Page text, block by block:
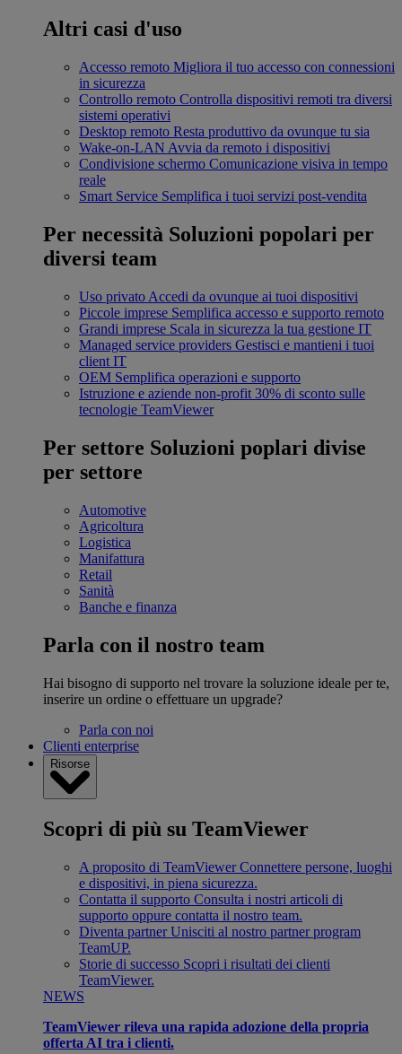
Altri casi d'uso
Accesso remoto Migliora il tuo accesso con connessioni
in sicurezza
Controllo remoto Controlla dispositivi remoti tra diversi
sistemi operativi
Desktop remoto Resta produttivo da ovunque tu sia
Wake-on-LAN Avvia da remoto i dispositivi
Condivisione schermo Comunicazione visiva in tempo
reale
Smart Service Semplifica i tuoi servizi post-vendita
Per necessità Soluzioni popolari per
diversi team
Uso privato Accedi da ovunque ai tuoi dispositivi
Piccole imprese Semplifica accesso e supporto remoto
Grandi imprese Scala in sicurezza la tua gestione IT
Managed service providers Gestisci e mantieni i tuoi
client IT
OEM Semplifica operazioni e supporto
Istruzione e aziende non-profit 30% di sconto sulle
tecnologie TeamViewer
Per settore Soluzioni poplari divise
per settore
Automotive
Agricoltura
Logistica
Manifattura
Retail
Sanità
Banche e finanza
Parla con il nostro team
Hai bisogno di supporto nel trovare la soluzione ideale per te,
inserire un ordine o effettuare un upgrade?
Parla con noi
Clienti enterprise
Risorse
Scopri di più su TeamViewer
A proposito di TeamViewer Connettere persone, luoghi
e dispositivi, in piena sicurezza.
Contatta il supporto Consulta i nostri articoli di
supporto oppure contatta il nostro team.
Diventa partner Unisciti al nostro partner program
TeamUP.
Storie di successo Scopri i risultati dei clienti
TeamViewer.
NEWS
TeamViewer rileva una rapida adozione della propria
offerta AI tra i clienti.